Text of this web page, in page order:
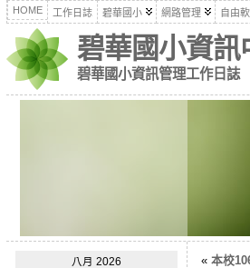
HOME 工作日誌 碧華國小 網路管理 自由
碧華國小資訊
碧華國小資訊管理工作日誌
八月 2026
« 本校